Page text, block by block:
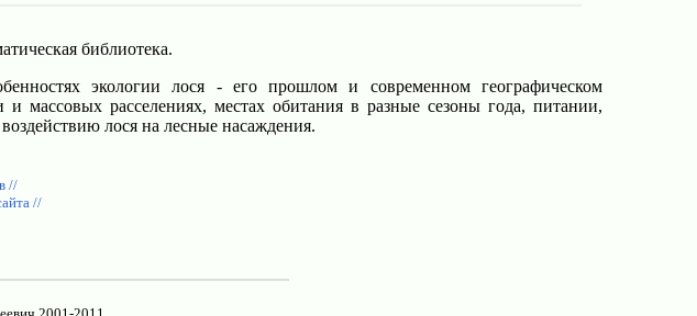
библиотека.
экологии лося - его прошлом и современном географическом
массовых расселениях, местах обитания в разные сезоны года, питании,
лося на лесные насаждения.
//
//